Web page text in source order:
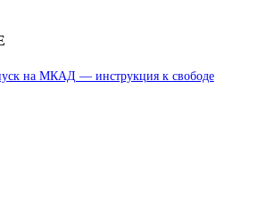
на МКАД — инструкция к свободе